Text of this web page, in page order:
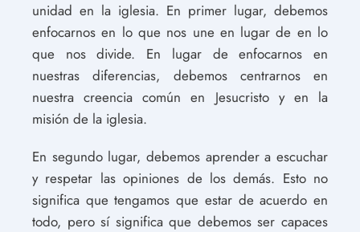
unidad en la iglesia. En primer lugar, debemos
enfocarnos en lo que nos une en lugar de en lo
que nos divide. En lugar de enfocarnos en
nuestras diferencias, debemos centrarnos en
nuestra creencia común en Jesucristo y en la
misión de la iglesia.
En segundo lugar, debemos aprender a escuchar
y respetar las opiniones de los demás. Esto no
significa que tengamos que estar de acuerdo en
todo, pero sí significa que debemos ser capaces